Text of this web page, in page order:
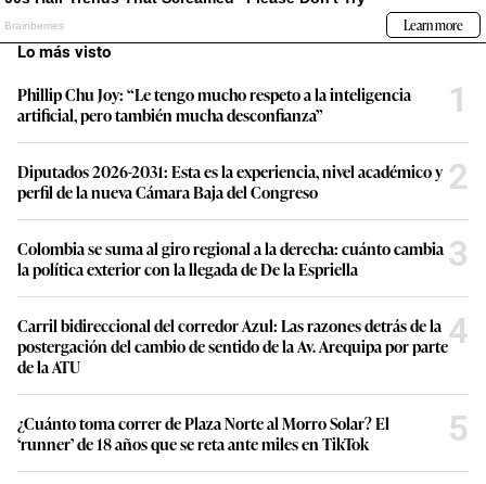
Lo más visto
Phillip Chu Joy: “Le tengo mucho respeto a la inteligencia
artificial, pero también mucha desconfianza”
1
Diputados 2026-2031: Esta es la experiencia, nivel académico y
perfil de la nueva Cámara Baja del Congreso
2
Colombia se suma al giro regional a la derecha: cuánto cambia
la política exterior con la llegada de De la Espriella
3
Carril bidireccional del corredor Azul: Las razones detrás de la
postergación del cambio de sentido de la Av. Arequipa por parte
de la ATU
4
¿Cuánto toma correr de Plaza Norte al Morro Solar? El
‘runner’ de 18 años que se reta ante miles en TikTok
5